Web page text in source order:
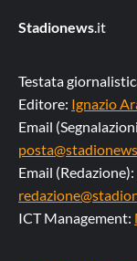
Stadionews.it
Testata
Editore: Ignazio
Email
Email (Redazione):
ICT Management: